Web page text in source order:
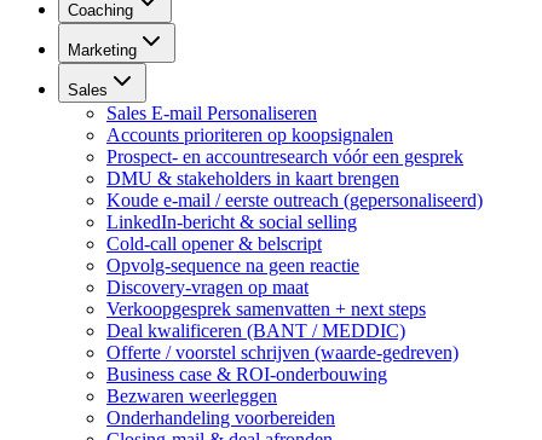
Coaching
Marketing
Sales
Sales E-mail Personaliseren
Accounts prioriteren op koopsignalen
Prospect- en accountresearch vóór een gesprek
DMU & stakeholders in kaart brengen
Koude e-mail / eerste outreach (gepersonaliseerd)
LinkedIn-bericht & social selling
Cold-call opener & belscript
Opvolg-sequence na geen reactie
Discovery-vragen op maat
Verkoopgesprek samenvatten + next steps
Deal kwalificeren (BANT / MEDDIC)
Offerte / voorstel schrijven (waarde-gedreven)
Business case & ROI-onderbouwing
Bezwaren weerleggen
Onderhandeling voorbereiden